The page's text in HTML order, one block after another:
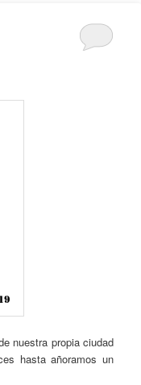
nuestra propia ciudad
hasta añoramos un